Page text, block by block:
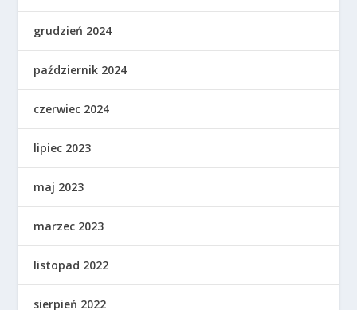
grudzień 2024
październik 2024
czerwiec 2024
lipiec 2023
maj 2023
marzec 2023
listopad 2022
sierpień 2022